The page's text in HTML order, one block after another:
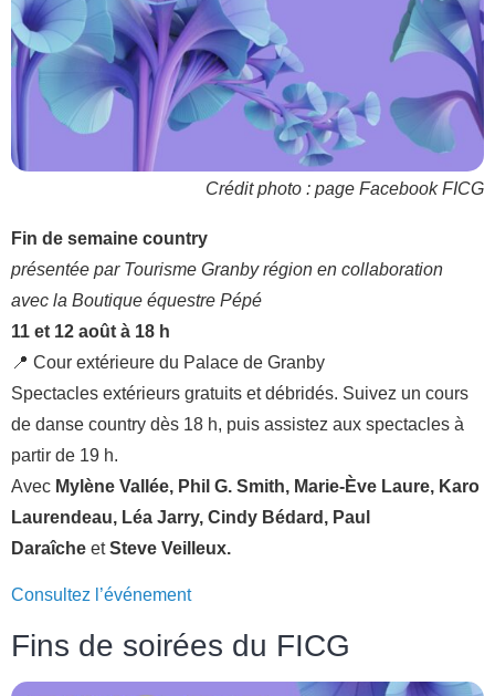
Crédit photo : page Facebook FICG
Fin de semaine country
présentée par Tourisme Granby région en collaboration
avec la Boutique équestre Pépé
11 et 12 août à 18 h
📍 Cour extérieure du Palace de Granby
Spectacles extérieurs gratuits et débridés. Suivez un cours
de danse country dès 18 h, puis assistez aux spectacles à
partir de 19 h.
Avec Mylène Vallée, Phil G. Smith, Marie-Ève Laure, Karo
Laurendeau, Léa Jarry, Cindy Bédard, Paul
Daraîche etSteve Veilleux.
Consultez l’événement
Fins de soirées du FICG